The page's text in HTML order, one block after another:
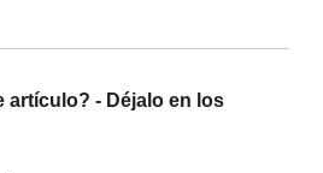
artículo? - Déjalo en los